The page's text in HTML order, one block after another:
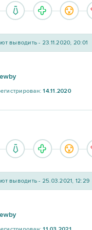
выводить - 23.11.2020, 20:01
14.11.2020
выводить - 25.03.2021, 12:29